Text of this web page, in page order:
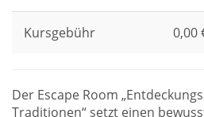
Kursgebühr 0,00
Der Escape Room
Traditionen“ setzt einen